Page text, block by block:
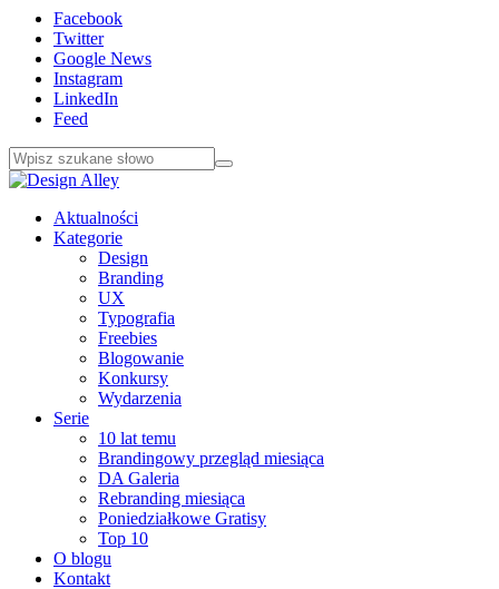
Facebook
Twitter
Google News
Instagram
LinkedIn
Feed
Aktualności
Kategorie
Design
Branding
UX
Typografia
Freebies
Blogowanie
Konkursy
Wydarzenia
Serie
10 lat temu
Brandingowy przegląd miesiąca
DA Galeria
Rebranding miesiąca
Poniedziałkowe Gratisy
Top 10
O blogu
Kontakt